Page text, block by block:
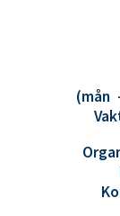
(mån